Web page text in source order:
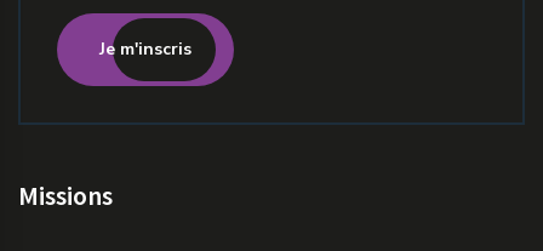
Je m'inscris
Missions